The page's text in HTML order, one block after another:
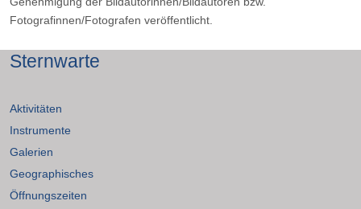
Fotografinnen/Fotografen veröffentlicht.
Sternwarte
Aktivitäten
Instrumente
Galerien
Geographisches
Öffnungszeiten